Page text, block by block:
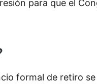
para que el
formal de retiro